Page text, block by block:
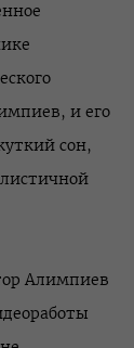
и его
сон,
Алимпиев